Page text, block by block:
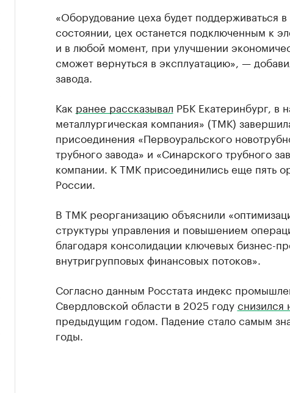
«Оборудование цеха будет поддерживаться
состоянии, цех останется подключенным к
и в любой момент, при улучшении
сможет вернуться в эксплуатацию», —
завода.
Как ранее рассказывал РБК Екатеринбург, в
металлургическая компания» (ТМК)
присоединения «Первоуральского
трубного завода» и «Синарского трубного
компании. К ТМК присоединились еще пять
России.
В ТМК реорганизацию объяснили
структуры управления и повышением
благодаря консолидации ключевых бизнес-
внутригрупповых финансовых потоков».
Согласно данным Росстата индекс
Свердловской области в 2025 годуснизился
предыдущим годом. Падение стало самым
годы.